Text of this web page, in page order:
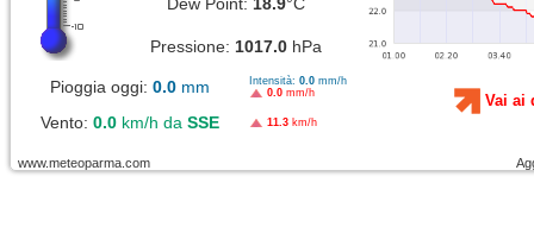
Vai ai
Pressione: 1017.0 hPa
Pioggia oggi: 0.0 mm Intensità: 0.0 mm/h
0.0 mm/h
Vento: 0.0 km/h da SSE 11.3 km/h
www.meteoparma.com